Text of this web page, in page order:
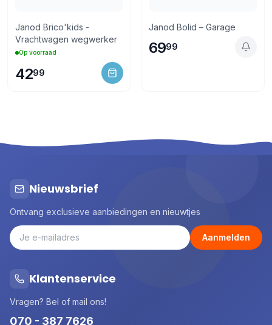
Janod Brico'kids -
Vrachtwagen wegwerker
Op voorraad
4299
Janod Bolid – Garage
6999
Nieuwsbrief
Ontvang exclusieve aanbiedingen en nieuwtjes
Aanmelden
Klantenservice
Vragen? Bel of mail ons!
070 - 387 7626